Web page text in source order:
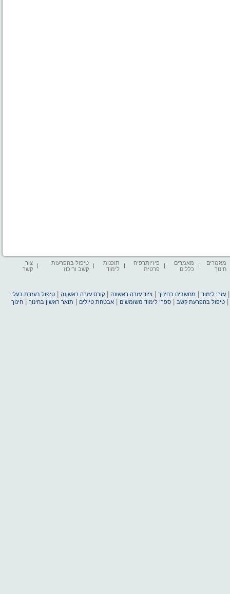
מאמרים
חינוך
מאמרים
כללים
פיזיותרפיה
פרטית
תוכנות
לימוד
טיפול בהפרעות
קשב וריכוז
צור
קשר
עזרי לימוד מחשבים בחינוך |ציוד עזרה ראשונה |קורס עזרה ראשונה |טיפול בעזרת בעלי
|טיפול בהפרעת קשב |ספרי לימוד משומשים |אבטחת טיולים תואר ראשון בחינוך |חינוך